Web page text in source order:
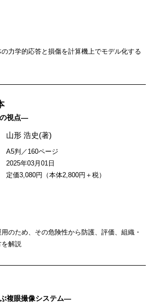
力学的応答と損傷を計算機上でモデル化する
視点―
山形 浩史(著)
A5判／160ページ
2025年03月01日
定価3,080円（本体2,800円＋税）
のため、その危険性から防護、評価、組織・
解説
複眼撮像システム―